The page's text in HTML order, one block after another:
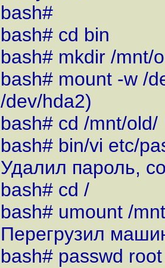
bash#
bash# cd bin
bash# mkdir /mnt/
bash# mount -w /
/dev/hda2)
bash# cd /mnt/old/
bash# bin/vi etc/
Удалил пароль,
bash# cd /
bash# umount /
Перегрузил
bash# passwd root